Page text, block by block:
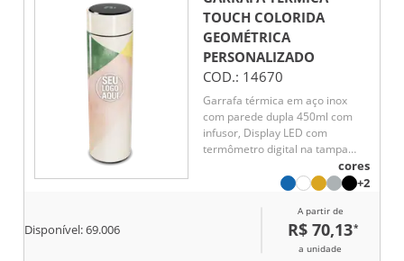
TOUCH COLORIDA
GEOMÉTRICA
PERSONALIZADO
COD.: 14670
Garrafa térmica em aço inox
com parede dupla 450ml com
infusor, Display LED com
termômetro digital na tampa
para indicar a temperatura do
líquido, Conserva líquido quente
cores
+2
Disponível:69.006
A partir de
R$ 70,13*
a unidade